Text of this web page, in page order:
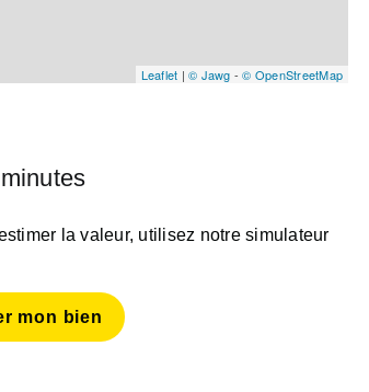
Leaflet | © Jawg -© OpenStreetMap
la valeur, utilisez notre simulateur
mon bien